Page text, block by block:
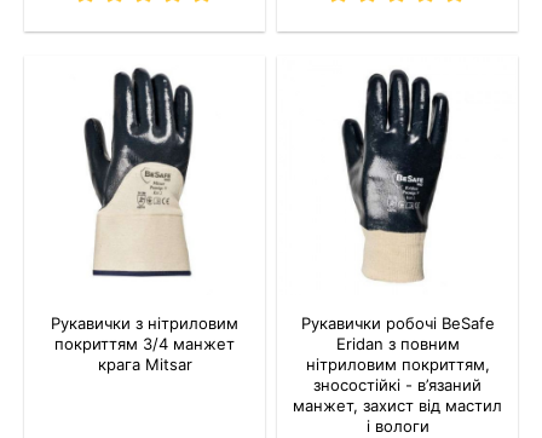
Рукавички з нітриловим
покриттям 3/4 манжет
крага Mitsar
Рукавички робочі BeSafe
Eridan з повним
нітриловим покриттям,
зносостійкі - в’язаний
манжет, захист від мастил
і вологи